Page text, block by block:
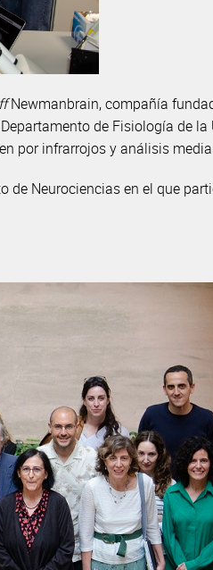
Newmanbrain, compañía
de Fisiología de
por infrarrojos y análisis
Neurociencias en el que